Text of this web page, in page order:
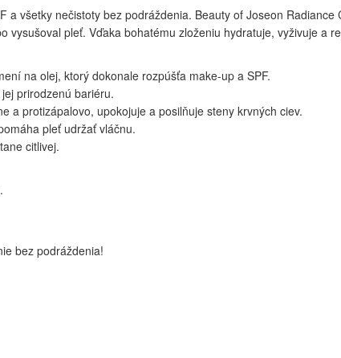
všetky nečistoty bez podráždenia. Beauty of Joseon
pleť. Vďaka bohatému zloženiu hydratuje, vyživuje a
na olej, ktorý dokonale rozpúšťa make-up a SPF.
prirodzenú bariéru.
a protizápalovo, upokojuje a posilňuje steny krvných ciev.
pleť udržať vláčnu.
citlivej.
bez podráždenia!